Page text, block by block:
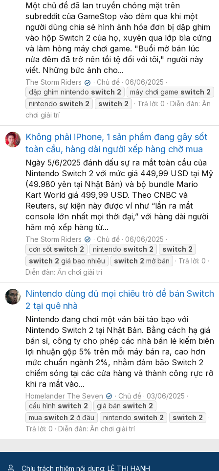
Một chủ đề đã lan truyền chóng mặt trên
subreddit của GameStop vào đêm qua khi một
người dùng chia sẻ hình ảnh hóa đơn bị dập ghim
vào hộp Switch 2 của họ, xuyên qua lớp bìa cứng
và làm hỏng máy chơi game. "Buổi mở bán lúc
nửa đêm đã trở nên tồi tệ đối với tôi," người này
viết. Những bức ảnh cho...
The Storm Riders ✔ Chủ đề
06/06/2025
dập ghim nintendo switch 2 máy chơi game switch 2
nintendo switch 2 switch 2 Trả lời: 0 Diễn đàn: Ăn
chơi giải trí
Không phải iPhone, 1 sản phẩm đang gây sốt
toàn cầu, hàng dài người xếp hàng chờ mua
Ngày 5/6/2025 đánh dấu sự ra mắt toàn cầu của
Nintendo Switch 2 với mức giá 449,99 USD tại Mỹ
(49.980 yên tại Nhật Bản) và bộ bundle Mario
Kart World giá 499,99 USD. Theo CNBC và
Reuters, sự kiện này được ví như “lần ra mắt
console lớn nhất mọi thời đại,” với hàng dài người
hâm mộ xếp hàng từ...
The Storm Riders ✔ Chủ đề
06/06/2025
cơn sốt switch 2 nintendo switch 2 switch 2
switch 2 giá bao nhiêu switch 2 mở bán
Trả lời: 0
Diễn đàn: Ăn chơi giải trí
Nintendo dùng đủ mọi chiêu trò để bán Switch
2 tại quê nhà
Nintendo đang chơi một ván bài táo bạo với
Nintendo Switch 2 tại Nhật Bản. Bằng cách hạ giá
bán sỉ, công ty cho phép các nhà bán lẻ kiếm biên
lợi nhuận gộp 5% trên mỗi máy bán ra, cao hơn
mức chuẩn ngành 2%, nhằm đảm bảo Switch 2
chiếm sóng tại các cửa hàng và thành công rực rỡ
khi ra mắt vào...
Homelander The Seven ✔ Chủ đề
03/06/2025
cấu hình switch 2 giá bán switch 2
mua switch 2 ở đâu nintendo switch 2 switch 2
Trả lời: 0
Diễn đàn: Ăn chơi giải trí
Chịu trách nhiệm nội dung: LÊ THỊ HẠNH